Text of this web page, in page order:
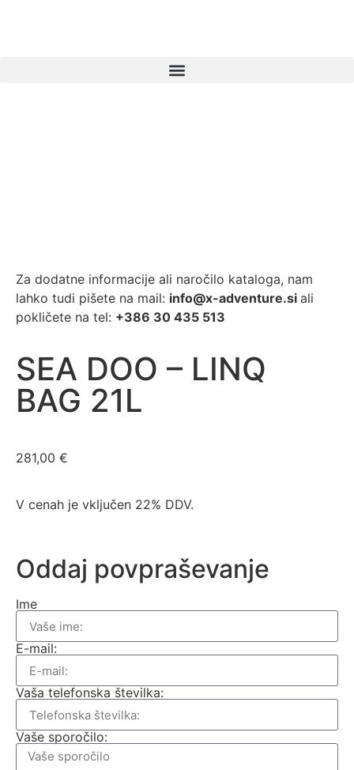
Za dodatne informacije ali naročilo kataloga, nam
lahko tudi pišete na mail: info@x-adventure.si ali
pokličete na tel: +386 30 435 513
SEA DOO – LINQ
BAG 21L
281,00 €
V cenah je vključen 22% DDV.
Oddaj povpraševanje
Ime
E-mail:
Vaša telefonska številka:
Vaše sporočilo: